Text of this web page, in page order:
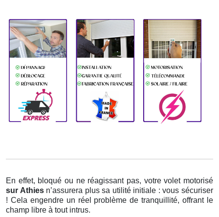
En effet, bloqué ou ne réagissant pas, votre volet motorisé
sur Athies n’assurera plus sa utilité initiale : vous sécuriser
! Cela engendre un réel problème de tranquillité, offrant le
champ libre à tout intrus.